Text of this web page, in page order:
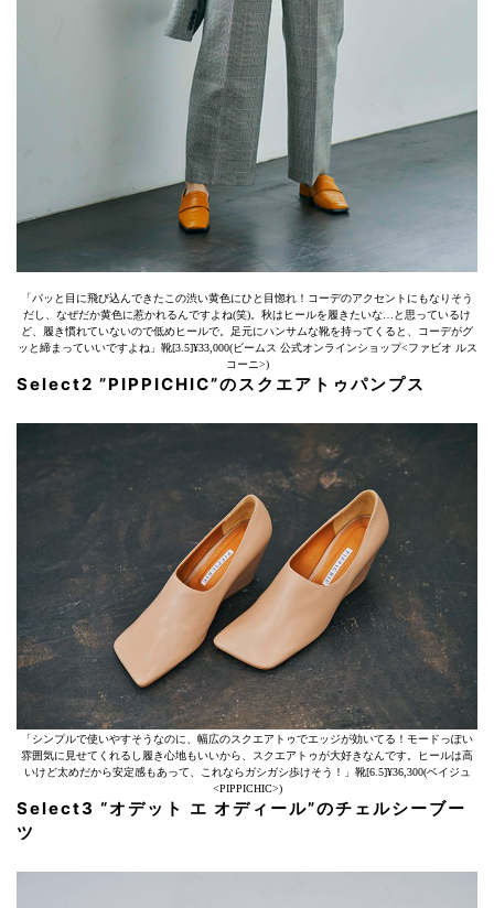
「パッと目に飛び込んできたこの渋い黄色にひと目惚れ！コーデのアクセントにもなりそう
だし、なぜだか黄色に惹かれるんですよね(笑)。秋はヒールを履きたいな…と思っているけ
ど、履き慣れていないので低めヒールで。足元にハンサムな靴を持ってくると、コーデがグ
ッと締まっていいですよね」靴[3.5]¥33,000(ビームス 公式オンラインショップ<ファビオ ルス
コーニ>)
Select2 ”PIPPICHIC”のスクエアトゥパンプス
「シンプルで使いやすそうなのに、幅広のスクエアトゥでエッジが効いてる！モードっぽい
雰囲気に見せてくれるし履き心地もいいから、スクエアトゥが大好きなんです。ヒールは高
いけど太めだから安定感もあって、これならガシガシ歩けそう！」靴[6.5]¥36,300(ベイジュ
<PIPPICHIC>)
Select3 “オデット エ オディール”のチェルシーブー
ツ